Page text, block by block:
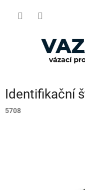
Identifikační
5708